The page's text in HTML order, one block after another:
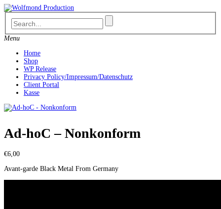
Skip
to
content
Menu
Home
Shop
WP Release
Privacy Policy/Impressum/Datenschutz
Client Portal
Kasse
Ad-hoC – Nonkonform
€6,00
Avant-garde Black Metal From Germany